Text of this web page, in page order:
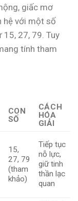
giấc mơ
hệ với một số
27, 79. Tuy
tính tham
CON
SỐ
CÁCH
HÓA
GIẢI
15,
27, 79
(tham
khảo)
Tiếp tục
nỗ lực,
giữ tinh
thần lạc
quan